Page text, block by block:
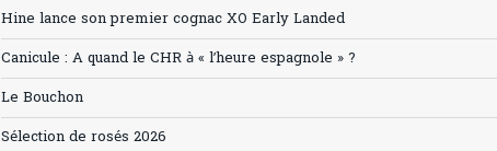
Hine lance son premier cognac XO Early Landed
Canicule : A quand le CHR à « l’heure espagnole » ?
Le Bouchon
Sélection de rosés 2026